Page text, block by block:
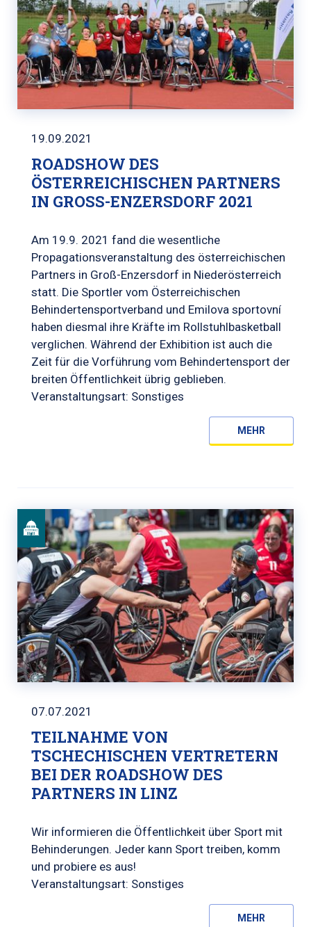
19.09.2021
ROADSHOW DES
ÖSTERREICHISCHEN PARTNERS
IN GROSS-ENZERSDORF 2021
Am 19.9. 2021 fand die wesentliche
Propagationsveranstaltung des österreichischen
Partners in Groß-Enzersdorf in Niederösterreich
statt. Die Sportler vom Österreichischen
Behindertensportverband und Emilova sportovní
haben diesmal ihre Kräfte im Rollstuhlbasketball
verglichen. Während der Exhibition ist auch die
Zeit für die Vorführung vom Behindertensport der
breiten Öffentlichkeit übrig geblieben.
Veranstaltungsart: Sonstiges
MEHR
07.07.2021
TEILNAHME VON
TSCHECHISCHEN VERTRETERN
BEI DER ROADSHOW DES
PARTNERS IN LINZ
Wir informieren die Öffentlichkeit über Sport mit
Behinderungen. Jeder kann Sport treiben, komm
und probiere es aus!
Veranstaltungsart: Sonstiges
MEHR